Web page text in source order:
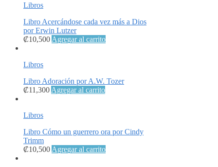
Libros
Libro Acercándose cada vez más a Dios
por Erwin Lutzer
₡10,500 Agregar al carrito
Libros
Libro Adoración por A.W. Tozer
₡11,300 Agregar al carrito
Libros
Libro Cómo un guerrero ora por Cindy
Trimm
₡10,500 Agregar al carrito